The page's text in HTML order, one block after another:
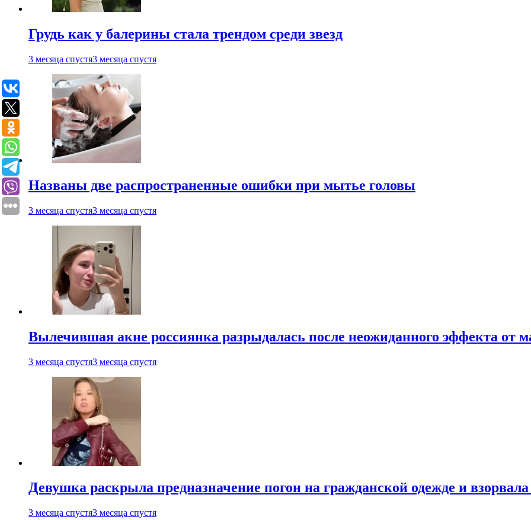
Грудь как у балерины стала трендом среди звезд
3 месяца спустя3 месяца спустя
Названы две распространенные ошибки при мытье головы
3 месяца спустя3 месяца спустя
Вылечившая акне россиянка разрыдалась после неожиданного эффекта от
3 месяца спустя3 месяца спустя
Девушка раскрыла предназначение погон на гражданской одежде и взорвала
3 месяца спустя3 месяца спустя